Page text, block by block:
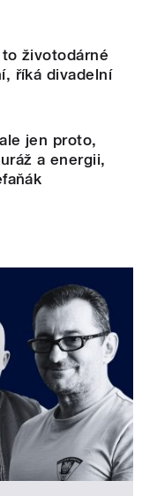
životodárné
říká divadelní
jen proto,
a energii,